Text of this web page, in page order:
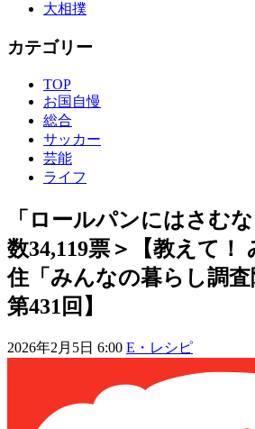
大相撲
カテゴリー
TOP
お国自慢
総合
サッカー
芸能
ライフ
「ロールパンにはさむ
数34,119票＞【教えて！
住「みんなの暮らし調
第431回】
2026年2月5日 6:00 E・レシピ